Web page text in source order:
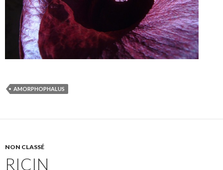
AMORPHOPHALUS
NON CLASSÉ
RICIN